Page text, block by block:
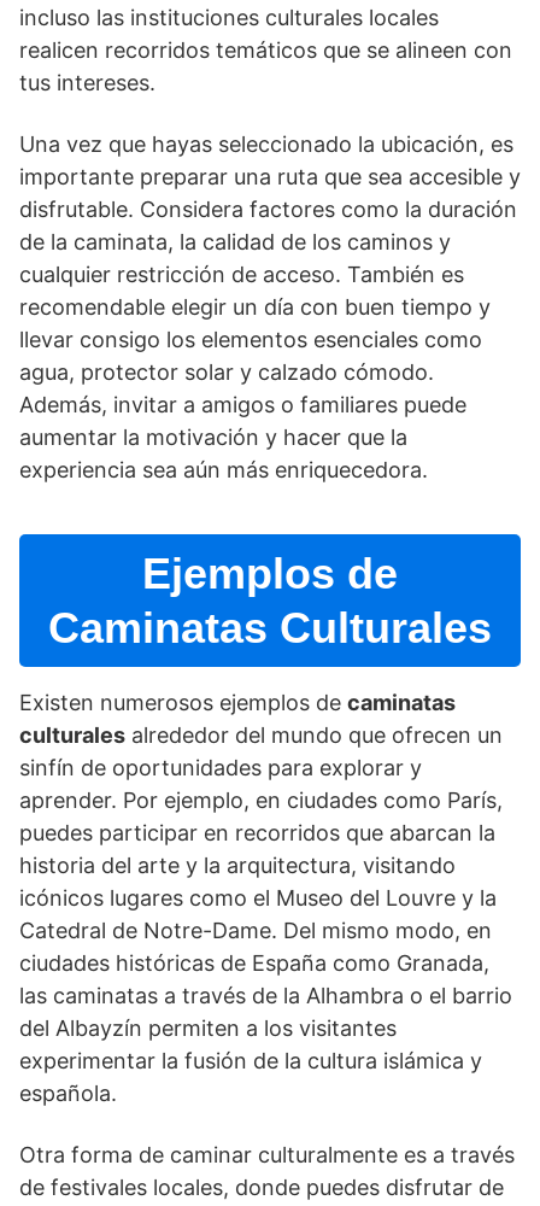
incluso las instituciones culturales locales
realicen recorridos temáticos que se alineen con
tus intereses.
Una vez que hayas seleccionado la ubicación, es
importante preparar una ruta que sea accesible y
disfrutable. Considera factores como la duración
de la caminata, la calidad de los caminos y
cualquier restricción de acceso. También es
recomendable elegir un dí­a con buen tiempo y
llevar consigo los elementos esenciales como
agua, protector solar y calzado cómodo.
Además, invitar a amigos o familiares puede
aumentar la motivación y hacer que la
experiencia sea aún más enriquecedora.
Ejemplos de
Caminatas Culturales
Existen numerosos ejemplos de caminatas
culturales alrededor del mundo que ofrecen un
sinfí­n de oportunidades para explorar y
aprender. Por ejemplo, en ciudades como Parí­s,
puedes participar en recorridos que abarcan la
historia del arte y la arquitectura, visitando
icónicos lugares como el Museo del Louvre y la
Catedral de Notre-Dame. Del mismo modo, en
ciudades históricas de España como Granada,
las caminatas a través de la Alhambra o el barrio
del Albayzí­n permiten a los visitantes
experimentar la fusión de la cultura islámica y
española.
Otra forma de caminar culturalmente es a través
de festivales locales, donde puedes disfrutar de